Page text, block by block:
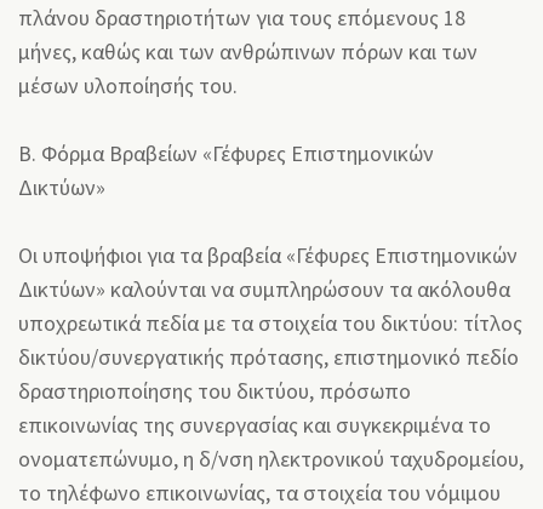
πλάνου δραστηριοτήτων για τους επόμενους 18
μήνες, καθώς και των ανθρώπινων πόρων και των
μέσων υλοποίησής του.
Β. Φόρμα Βραβείων «Γέφυρες Επιστημονικών
Δικτύων»
Οι υποψήφιοι για τα βραβεία «Γέφυρες Επιστημονικών
Δικτύων» καλούνται να συμπληρώσουν τα ακόλουθα
υποχρεωτικά πεδία με τα στοιχεία του δικτύου: τίτλος
δικτύου/συνεργατικής πρότασης, επιστημονικό πεδίο
δραστηριοποίησης του δικτύου, πρόσωπο
επικοινωνίας της συνεργασίας και συγκεκριμένα το
ονοματεπώνυμο, η δ/νση ηλεκτρονικού ταχυδρομείου,
το τηλέφωνο επικοινωνίας, τα στοιχεία του νόμιμου